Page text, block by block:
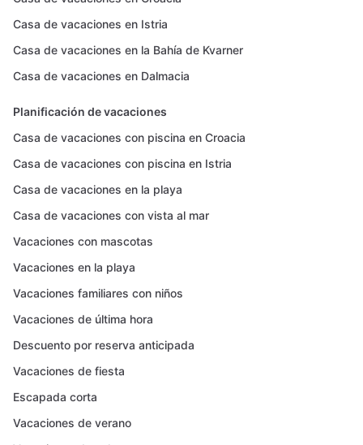
Casa de vacaciones en Istria
Casa de vacaciones en la Bahía de Kvarner
Casa de vacaciones en Dalmacia
Planificación de vacaciones
Casa de vacaciones con piscina en Croacia
Casa de vacaciones con piscina en Istria
Casa de vacaciones en la playa
Casa de vacaciones con vista al mar
Vacaciones con mascotas
Vacaciones en la playa
Vacaciones familiares con niños
Vacaciones de última hora
Descuento por reserva anticipada
Vacaciones de fiesta
Escapada corta
Vacaciones de verano